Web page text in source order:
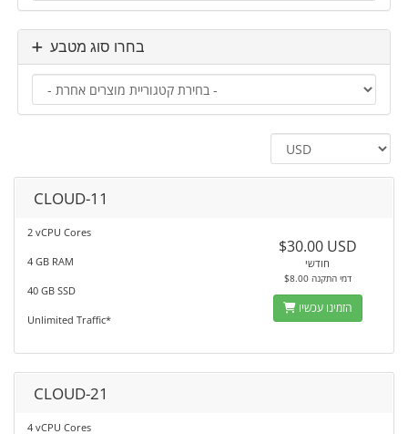
בחרו סוג מטבע
CLOUD-11
2 vCPU Cores
4 GB RAM
40 GB SSD
Unlimited Traffic*
$30.00 USD
חודשי
$8.00 דמי התקנה
הזמינו עכשיו
CLOUD-21
4 vCPU Cores